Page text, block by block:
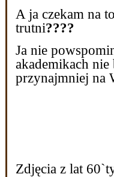
A ja czekam na
trutni????
Ja nie
akademikach
przynajmniej na
Zdjęcia z lat 60`